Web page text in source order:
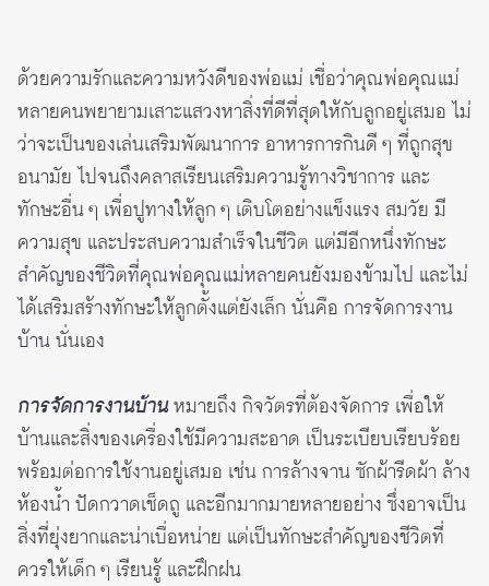
ด้วยความรักและความหวังดีของพ่อแม่ เชื่อว่าคุณพ่อคุณแม่
หลายคนพยายามเสาะแสวงหาสิ่งที่ดีที่สุดให้กับลูกอยู่เสมอ ไม่
ว่าจะเป็นของเล่นเสริมพัฒนาการ อาหารการกินดี ๆ ที่ถูกสุข
อนามัย ไปจนถึงคลาสเรียนเสริมความรู้ทางวิชาการ และ
ทักษะอื่น ๆ เพื่อปูทางให้ลูก ๆ เติบโตอย่างแข็งแรง สมวัย มี
ความสุข และประสบความสำเร็จในชีวิต แต่มีอีกหนึ่งทักษะ
สำคัญของชีวิตที่คุณพ่อคุณแม่หลายคนยังมองข้ามไป และไม่
ได้เสริมสร้างทักษะให้ลูกตั้งแต่ยังเล็ก นั่นคือ การจัดการงาน
บ้านนั่นเอง
การจัดการงานบ้านหมายถึง กิจวัตรที่ต้องจัดการ เพื่อให้
บ้านและสิ่งของเครื่องใช้มีความสะอาด เป็นระเบียบเรียบร้อย
พร้อมต่อการใช้งานอยู่เสมอ เช่น การล้างจาน ซักผ้ารีดผ้า ล้าง
ห้องน้ำ ปัดกวาดเช็ดถู และอีกมากมายหลายอย่าง ซึ่งอาจเป็น
สิ่งที่ยุ่งยากและน่าเบื่อหน่าย แต่เป็นทักษะสำคัญของชีวิตที่
ควรให้เด็ก ๆ เรียนรู้ และฝึกฝน